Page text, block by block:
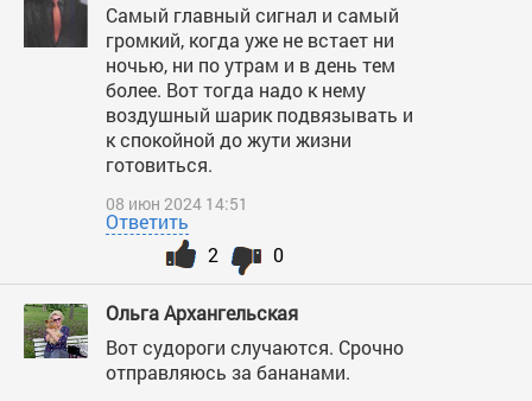
Самый главный сигнал и самый
громкий, когда уже не встает ни
ночью, ни по утрам и в день тем
более. Вот тогда надо к нему
воздушный шарик подвязывать и
к спокойной до жути жизни
готовиться.
08 июн 2024 14:51
Ответить
0
2
Ольга Архангельская
Вот судороги случаются. Срочно
отправляюсь за бананами.